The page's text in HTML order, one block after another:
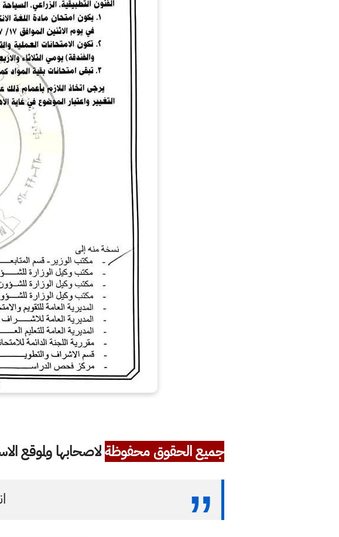
جميع الحقوق محفوظةلاصحابها ولموقع